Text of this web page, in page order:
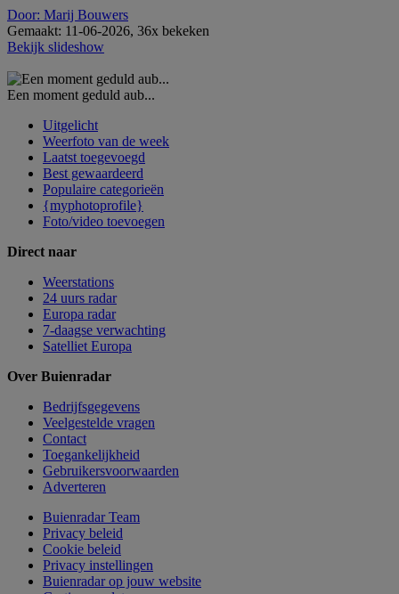
Door: Marij Bouwers
Gemaakt: 11-06-2026, 36x bekeken
Bekijk slideshow
Een moment geduld aub...
Uitgelicht
Weerfoto van de week
Laatst toegevoegd
Best gewaardeerd
Populaire categorieën
{myphotoprofile}
Foto/video toevoegen
Direct naar
Weerstations
24 uurs radar
Europa radar
7-daagse verwachting
Satelliet Europa
Over Buienradar
Bedrijfsgegevens
Veelgestelde vragen
Contact
Toegankelijkheid
Gebruikersvoorwaarden
Adverteren
Buienradar Team
Privacy beleid
Cookie beleid
Privacy instellingen
Buienradar op jouw website